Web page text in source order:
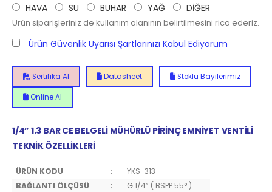
HAVA SU BUHAR YAĞ DİĞER
Ürün siparişleriniz de kullanım alanının belirtilmesini rica ederiz.
Ürün Güvenlik Uyarısı Şartlarınızı Kabul Ediyorum
Sertifika Al Datasheet Stoklu Bayilerimiz
Online Al
1/4” 1.3 BAR CE BELGELİ MÜHÜRLÜ PİRİNÇ EMNİYET VENTİLİ
TEKNİK ÖZELLİKLERİ
ÜRÜN KODU :
YKS-313
BAĞLANTI ÖLÇÜSÜ
:
G 1/4” ( BSPP 55° )